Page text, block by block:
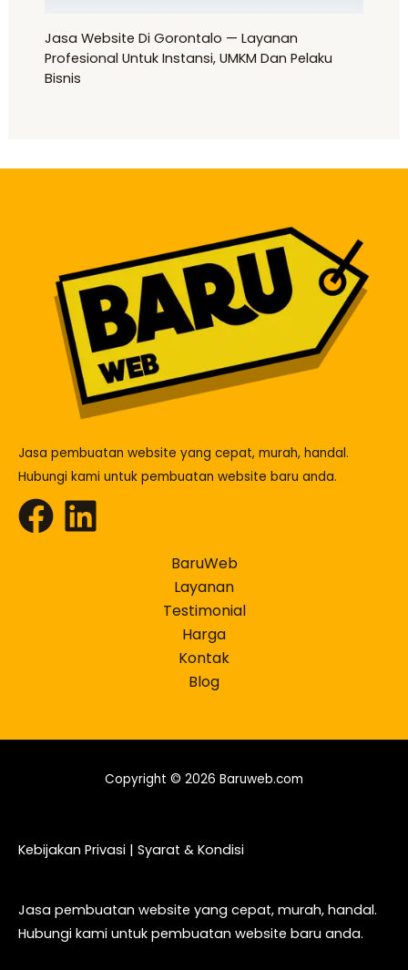
Jasa Website Di Gorontalo — Layanan
Profesional Untuk Instansi, UMKM Dan Pelaku
Bisnis
Jasa pembuatan website yang cepat, murah, handal.
Hubungi kami untuk pembuatan website baru anda.
BaruWeb
Layanan
Testimonial
Harga
Kontak
Blog
Copyright © 2026 Baruweb.com
Kebijakan Privasi | Syarat & Kondisi
Jasa pembuatan website yang cepat, murah, handal.
Hubungi kami untuk pembuatan website baru anda.